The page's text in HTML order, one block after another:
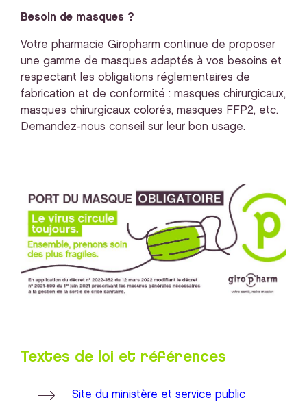
Besoin de masques ?
Votre pharmacie Giropharm continue de proposer
une gamme de masques adaptés à vos besoins et
respectant les obligations réglementaires de
fabrication et de conformité : masques chirurgicaux,
masques chirurgicaux colorés, masques FFP2, etc.
Demandez-nous conseil sur leur bon usage.
Textes de loi et références
Site du ministère et service public